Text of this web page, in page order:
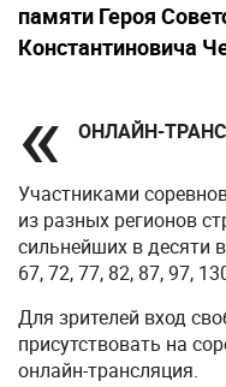
памяти Героя
Константиновича
ОНЛАЙН-
Участниками
из разных регионов
сильнейших в десяти
67, 72, 77, 82, 87, 97,
Для зрителей вход
присутствовать на
онлайн-трансляция.